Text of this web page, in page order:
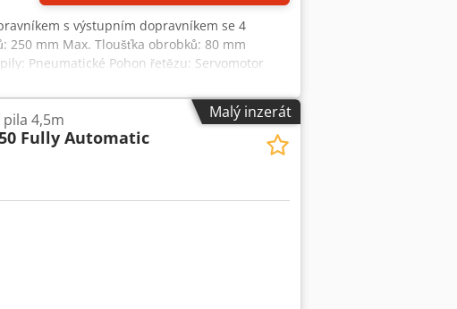
s výstupním dopravníkem se 4
250 mm Max. Tloušťka obrobků: 80 mm
Pneumatické Pohon řetězu: Servomotor
generální oprava a poté se již nepoužívá
Malý inzerát
4,5m
Fully Automatic